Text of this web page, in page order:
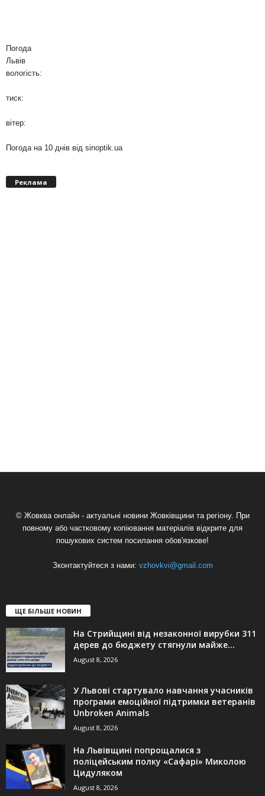
Погода
Львів
вологість:
тиск:
вітер:
Погода на 10 днів від sinoptik.ua
Реклама
© Жовква онлайн - актуальні новини Жовківщини та регіону. При
повному або частковому копіювання матеріалів відкрите для
пошукових систем посилання обов'язкове!
Зконтактуйтеся з нами: vzhovkvi@gmail.com
ЩЕ БІЛЬШЕ НОВИН
На Стрийщині від незаконної вирубки 311
дерев до бюджету стягнули майже...
August 8, 2026
У Львові стартувало навчання учасників
програми емоційної підтримки ветеранів
Unbroken Animals
August 8, 2026
На Львівщині попрощалися з
поліцейським полку «Сафарі» Миколою
Цидуляком
August 8, 2026